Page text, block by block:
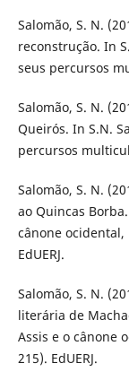
Salomão, S. N.
reconstrução. In
seus percursos
Salomão, S. N.
Queirós. In S.N.
percursos
Salomão, S. N.
ao Quincas
cânone
EdUERJ.
Salomão, S. N.
literária de
Assis e o cânone
215). EdUERJ.